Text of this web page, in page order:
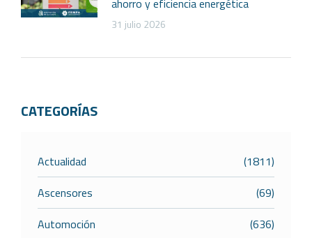
ahorro y eficiencia energética
31 julio 2026
CATEGORÍAS
Actualidad
(1811)
Ascensores
(69)
Automoción
(636)